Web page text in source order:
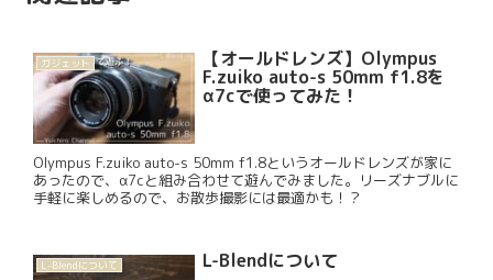
ガジェット 【オールドレンズ】Olympus
F.zuiko auto-s 50mm f1.8を
α7cで使ってみた！
Olympus F.zuiko auto-s 50mm f1.8というオールドレンズが家に
あったので、α7cと組み合わせて遊んでみました。リーズナブルに
手軽に楽しめるので、お散歩撮影には最適かも！？
L-Blendについて L-Blendについて